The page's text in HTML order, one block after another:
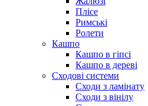
Плісе
Римські
Ролети
Кашпо
Кашпо в гіпсі
Кашпо в дереві
Сходові системи
Сходи з ламінату
Сходи з вінілу